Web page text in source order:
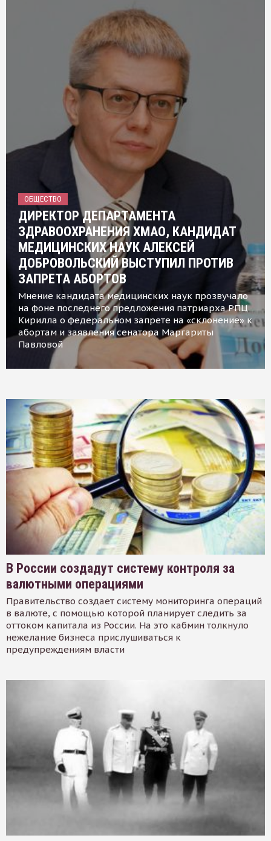
ОБЩЕСТВО
ДИРЕКТОР ДЕПАРТАМЕНТА
ЗДРАВООХРАНЕНИЯ ХМАО, КАНДИДАТ
МЕДИЦИНСКИХ НАУК АЛЕКСЕЙ
ДОБРОВОЛЬСКИЙ ВЫСТУПИЛ ПРОТИВ
ЗАПРЕТА АБОРТОВ
Мнение кандидата медицинских наук прозвучало
на фоне последнего предложения патриарха РПЦ
Кирилла о федеральном запрете на «склонение» к
абортам и заявления сенатора Маргариты
Павловой
В России создадут систему контроля за
валютными операциями
Правительство создает систему мониторинга операций
в валюте, с помощью которой планирует следить за
оттоком капитала из России. На это кабмин толкнуло
нежелание бизнеса прислушиваться к
предупреждениям власти